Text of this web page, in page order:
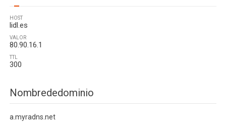
HOST
lidl.es
VALOR
80.90.16.1
TTL
300
Nombrededominio
a.myradns.net